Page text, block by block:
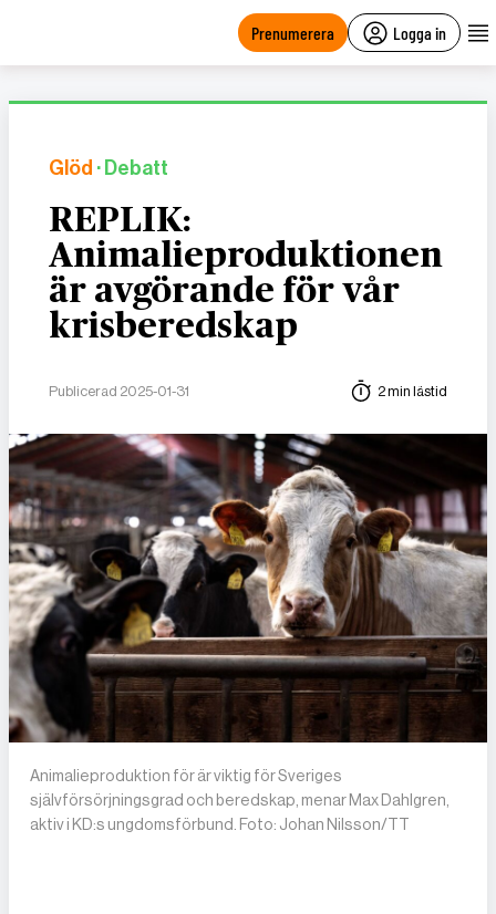
Prenumerera Logga in
Glöd · Debatt
REPLIK:
Animalieproduktionen
är avgörande för vår
krisberedskap
Publicerad 2025-01-31 2 min lästid
Animalieproduktion för är viktig för Sveriges
självförsörjningsgrad och beredskap, menar Max Dahlgren,
aktiv i KD:s ungdomsförbund. Foto: Johan Nilsson/TT